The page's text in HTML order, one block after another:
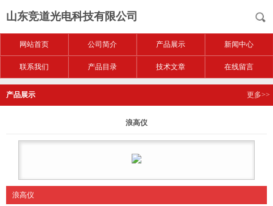
山东竞道光电科技有限公司
网站首页 公司简介 产品展示 新闻中心
联系我们 产品目录 技术文章 在线留言
产品展示 更多>>
浪高仪
浪高仪